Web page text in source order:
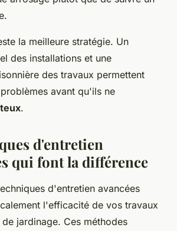
la meilleure stratégie. Un
des installations et une
des travaux permettent
avant qu'ils ne
.
d'entretien
qui font la différence
d'entretien avancées
l'efficacité de vos travaux
jardinage. Ces méthodes